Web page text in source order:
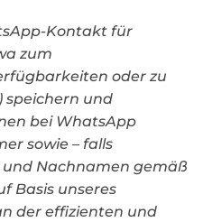
Kontakt für
zum
oder zu
und
bei WhatsApp
sowie – falls
Nachnamen gemäß
Basis unseres
der effizienten und